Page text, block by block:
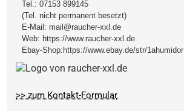
Tel.:07153 899145
(Tel. nicht permanent besetzt)
E-Mail: mail@raucher-xxl.de
Web: https://www.raucher-xxl.de
Ebay-Shop:https://www.ebay.de/str/1ahumidor
>> zum Kontakt-Formular